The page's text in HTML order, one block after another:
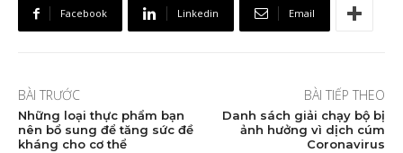
Facebook Linkedin Email
BÀI TRƯỚC
Những loại thực phẩm bạn
nên bổ sung để tăng sức đề
kháng cho cơ thể
BÀI TIẾP THEO
Danh sách giải chạy bộ bị
ảnh hưởng vì dịch cúm
Coronavirus